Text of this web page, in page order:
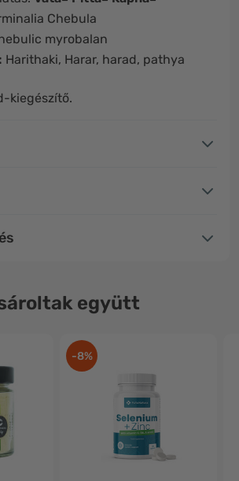
Chebula
myrobalan
Harithaki, Harar, harad, pathya
kiegészítő.
együtt
-8%